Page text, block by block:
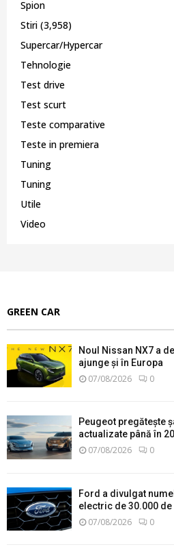
Spion
Stiri (3,958)
Supercar/Hypercar
Tehnologie
Test drive
Test scurt
Teste comparative
Teste in premiera
Tuning
Tuning
Utile
Video
GREEN CAR
Noul Nissan NX7 a
ajunge și în Europa
07/08/2026 0
Peugeot pregătește
actualizate până în
07/08/2026 0
Ford a divulgat
electric de 30.000
07/08/2026 0